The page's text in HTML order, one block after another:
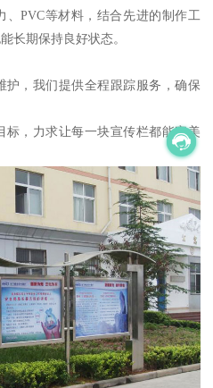
PVC等材料，结合先进的制作工
长期保持良好状态。
护，我们提供全程跟踪服务，确保
标，力求让每一块宣传栏都能完美